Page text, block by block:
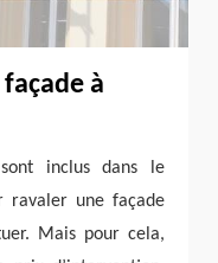
à
inclus dans le
ravaler une façade
Mais pour cela,